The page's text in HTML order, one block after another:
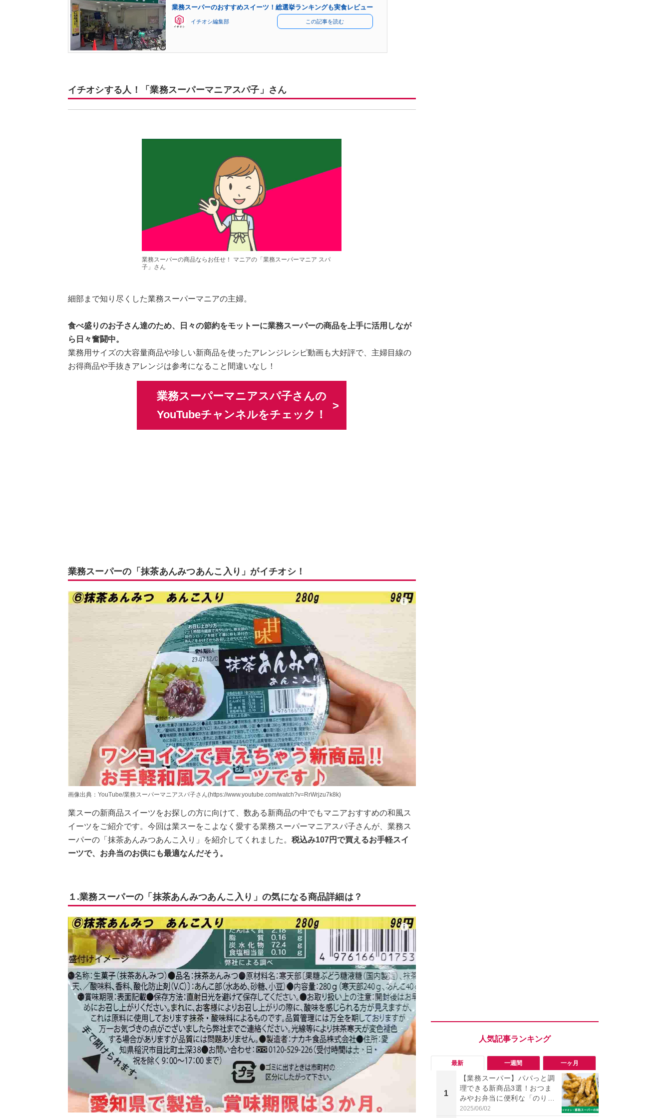
業務スーパーのおすすめスイーツ！総選挙ランキングも実食レビュー
イチオシ編集部 この記事を読む
イチオシする人！「業務スーパーマニアスパ子」さん
業務スーパーの商品ならお任せ！ マニアの「業務スーパーマニア スパ
子」さん
細部まで知り尽くした業務スーパーマニアの主婦。
食べ盛りのお子さん達のため、日々の節約をモットーに業務スーパーの商品を上手に活用しなが
ら日々奮闘中。
業務用サイズの大容量商品や珍しい新商品を使ったアレンジレシピ動画も大好評で、主婦目線の
お得商品や手抜きアレンジは参考になること間違いなし！
業務スーパーマニアスパ子さんの
YouTubeチャンネルをチェック！
業務スーパーの「抹茶あんみつあんこ入り」がイチオシ！
画像出典：YouTube/業務スーパーマニアスパ子さん(https://www.youtube.com/watch?v=RrWrjzu7k8k)
業スーの新商品スイーツをお探しの方に向けて、数ある新商品の中でもマニアおすすめの和風ス
イーツをご紹介です。今回は業スーをこよなく愛する業務スーパーマニアスパ子さんが、業務ス
ーパーの「抹茶あんみつあんこ入り」を紹介してくれました。 税込み107円で買えるお手軽スイ
ーツで、お弁当のお供にも最適なんだそう。
１.業務スーパーの「抹茶あんみつあんこ入り」の気になる商品詳細は？
最新 一週間 一ヶ月
1
【業務スーパー】パパっと調
理できる新商品3選！おつま
みやお弁当に便利な「のり塩
スティックチキン」など
2025/06/02